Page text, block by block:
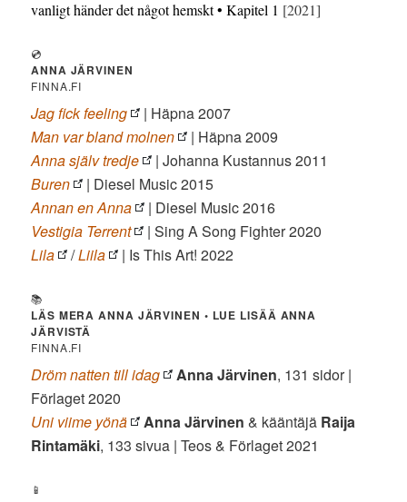
vanligt händer det något hemskt • Kapitel 1 [2021]
💿
ANNA JÄRVINEN
FINNA.FI
Jag fick feeling
| Häpna 2007
Man var bland molnen
| Häpna 2009
Anna själv tredje
| Johanna Kustannus 2011
Buren
| Diesel Music 2015
Annan en Anna
| Diesel Music 2016
Vestigia Terrent
| Sing A Song Fighter 2020
Lila
/Liila | Is This Art! 2022
📚
LÄS MERA ANNA JÄRVINEN • LUE LISÄÄ ANNA
JÄRVISTÄ
FINNA.FI
Dröm natten till idag Anna Järvinen, 131 sidor |
Förlaget 2020
Uni viime yönä
Anna Järvinen & kääntäjä Raija
Rintamäki, 133 sivua | Teos & Förlaget 2021
📱